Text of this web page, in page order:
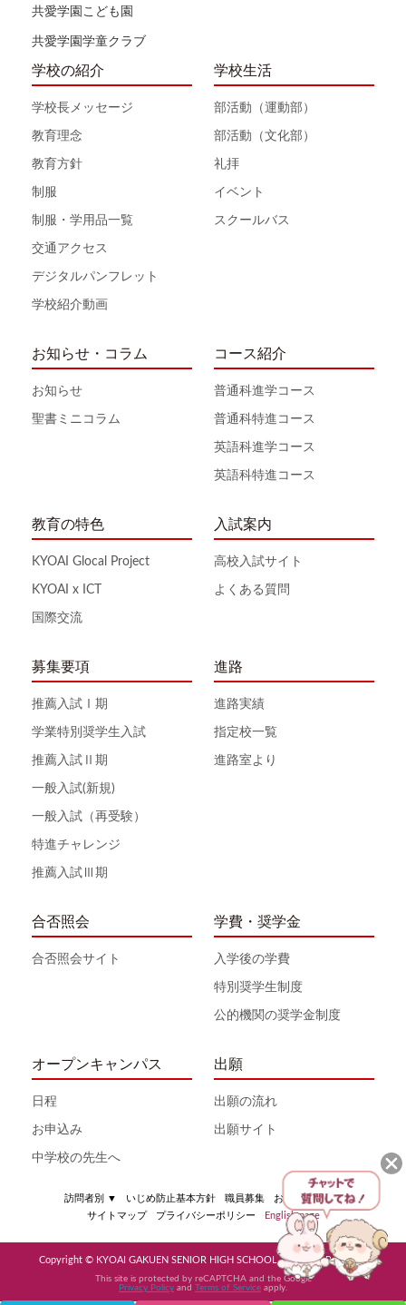
共愛学園こども園
共愛学園学童クラブ
学校の紹介
学校長メッセージ
教育理念
教育方針
制服
制服・学用品一覧
交通アクセス
デジタルパンフレット
学校紹介動画
学校生活
部活動（運動部）
部活動（文化部）
礼拝
イベント
スクールバス
お知らせ・コラム
お知らせ
聖書ミニコラム
コース紹介
普通科進学コース
普通科特進コース
英語科進学コース
英語科特進コース
教育の特色
KYOAI Glocal Project
KYOAI x ICT
国際交流
入試案内
高校入試サイト
よくある質問
募集要項
推薦入試Ⅰ期
学業特別奨学生入試
推薦入試Ⅱ期
一般入試(新規)
一般入試（再受験）
特進チャレンジ
推薦入試Ⅲ期
進路
進路実績
指定校一覧
進路室より
合否照会
合否照会サイト
学費・奨学金
入学後の学費
特別奨学生制度
公的機関の奨学金制度
オープンキャンパス
日程
お申込み
中学校の先生へ
出願
出願の流れ
出願サイト
訪問者別 ▼ いじめ防止基本方針 職員募集
お問い合わせ
サイトマップ
プライバシーポリシー English page
Copyright © KYOAI GAKUEN SENIOR HIGH SCHOOL All Rights Reserved
This site is protected by reCAPTCHA and the Google
Privacy Policy and Terms of Service apply.